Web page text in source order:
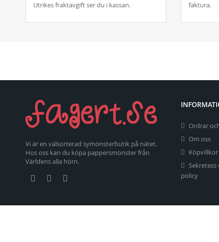
Utrikes fraktavgift ser du i kassan.
faktura.
Vi är en välsorterad symönsterbutik på nätet.
Hos oss kan du köpa pappersmönster från
Världens alla hörn.
Ordrar
Om oss
Köpvillkor
Sekretess
policy